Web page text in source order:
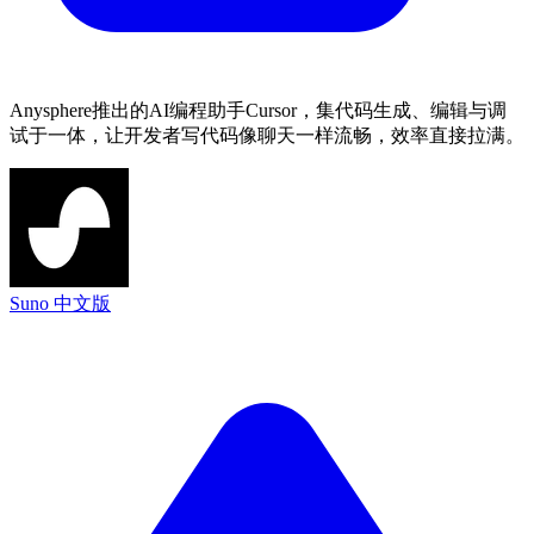
Anysphere推出的AI编程助手Cursor，集代码生成、编辑与调
试于一体，让开发者写代码像聊天一样流畅，效率直接拉满。
Suno 中文版